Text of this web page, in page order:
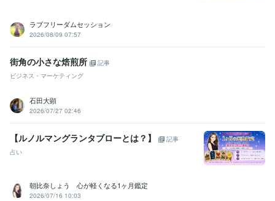
ラブフリーダムセッション
2026/08/09 07:57
街角の小さな焙煎所
記事
ビジネス・マーケティング
石田大顕
2026/07/27 02:46
【ルノルマングランタブローとは？】
記事
占い
朝比奈しょう 心が軽くなる1ヶ月鑑定
2026/07/16 10:03